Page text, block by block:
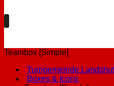
Teambox [Simple]
Turngemeinde
Boxes & Icons